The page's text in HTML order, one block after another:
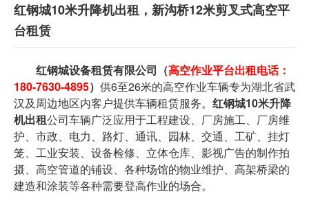
红钢城10米升降机出租，新沟桥12米剪叉式高空平
台租赁
红钢城设备租赁有限公司 （高空作业平台出租电话：
180-7630-4895） 供6至26米的高空作业车辆专为湖北省武
汉及周边地区内客户提供车辆租赁服务。 红钢城10米升降
机出租公司车辆广泛应用于工程建设、厂房施工、厂房维
护、市政、电力、路灯、通讯、园林、交通、工矿、挂灯
笼、工业安装、设备检修、立体仓库、影视广告的制作拍
摄、高空管道的铺设、各种场馆的物业维护、高架桥梁的
建造和涂装等各种需要登高作业的场合。